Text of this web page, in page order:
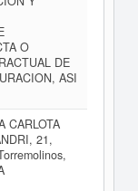
O
DE
ASI
CARLOTA
21,